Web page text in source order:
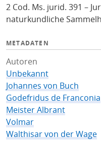
f
o
2 Cod. Ms. jurid. 391 –
naturkundliche
METADATEN
Autoren
Unbekannt
Johannes von Buch
Godefridus de Franconia
Meister Albrant
Volmar
Walthisar von der Wage